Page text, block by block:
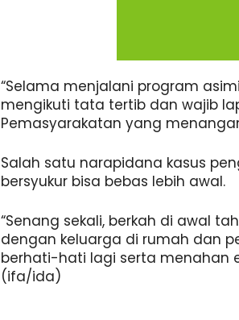
“Selama menjalani program
mengikuti tata tertib dan wajib
Pemasyarakatan yang
Salah satu narapidana kasus
bersyukur bisa bebas lebih awal.
“Senang sekali, berkah di awal
dengan keluarga di rumah dan
berhati-hati lagi serta menahan
(ifa/ida)